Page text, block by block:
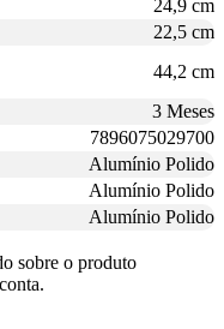
24,9 cm
22,5 cm
44,2 cm
3 Meses
7896075029700
Alumínio Polido
Alumínio Polido
Alumínio Polido
sobre o produto